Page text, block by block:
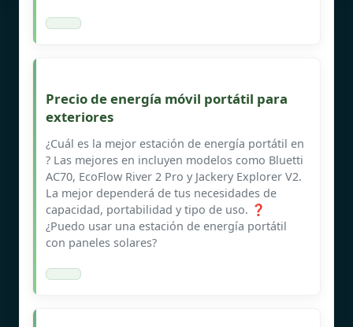
Precio de energía móvil portátil para
exteriores
¿Cuál es la mejor estación de energía portátil en
? Las mejores en incluyen modelos como Bluetti
AC70, EcoFlow River 2 Pro y Jackery Explorer V2.
La mejor dependerá de tus necesidades de
capacidad, portabilidad y tipo de uso. ❓
¿Puedo usar una estación de energía portátil
con paneles solares?